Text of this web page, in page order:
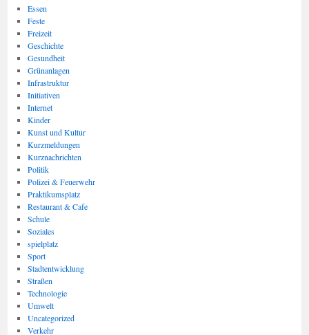
Essen
Feste
Freizeit
Geschichte
Gesundheit
Grünanlagen
Infrastruktur
Initiativen
Internet
Kinder
Kunst und Kultur
Kurzmeldungen
Kurznachrichten
Politik
Polizei & Feuerwehr
Praktikumsplatz
Restaurant & Cafe
Schule
Soziales
spielplatz
Sport
Stadtentwicklung
Straßen
Technologie
Umwelt
Uncategorized
Verkehr